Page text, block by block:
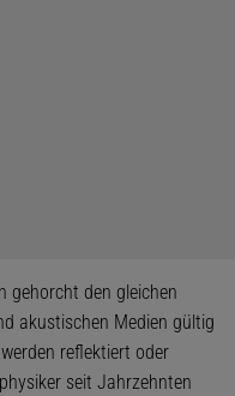
gehorcht den gleichen
akustischen Medien gültig
reflektiert oder
seit Jahrzehnten